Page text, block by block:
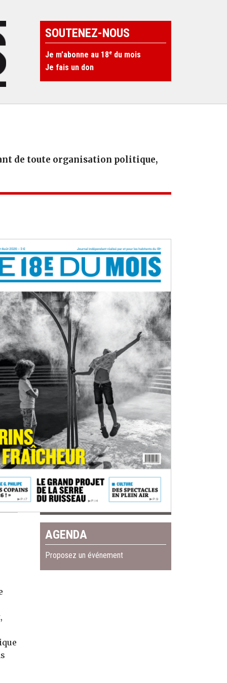
SOUTENEZ-NOUS
Je m’abonne au 18e du mois
Je fais un don
de toute organisation politique,
AGENDA
Proposez un événement